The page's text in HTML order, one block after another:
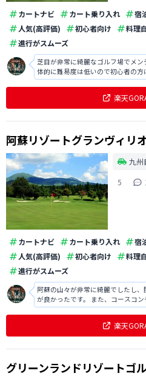
カートナビ カート乗り入れ 宿
人気(高評価)
初心者向け 料理
進行がスムーズ
芝目が非常に綺麗なゴルフ場でメ
体的に難易度は低いので初心者の
的で大変美味しかったですし、ス
楽天
阿蘇リゾートグランヴィリ
九州
5
カートナビ カート乗り入れ 宿
人気(高評価)
初心者向け 料理
進行がスムーズ
阿蘇の山々が非常に綺麗でしたし
が良かったです。 また、コースコ
ストランでの食事は本格的に非常に
楽天
グリーンランドリゾートゴ